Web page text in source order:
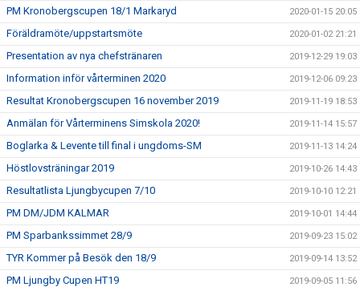
PM Kronobergscupen 18/1 Markaryd 2020-01-15 20:05
Föräldramöte/uppstartsmöte 2020-01-02 21:21
Presentation av nya chefstränaren 2019-12-29 19:03
Information inför vårterminen 2020 2019-12-06 09:23
Resultat Kronobergscupen 16 november 2019 2019-11-19 18:53
Anmälan för Vårterminens Simskola 2020! 2019-11-14 15:57
Boglarka & Levente till final i ungdoms-SM 2019-11-13 14:24
Höstlovsträningar 2019 2019-10-26 14:43
Resultatlista Ljungbycupen 7/10 2019-10-10 12:21
PM DM/JDM KALMAR 2019-10-01 14:44
PM Sparbankssimmet 28/9 2019-09-23 15:02
TYR Kommer på Besök den 18/9 2019-09-14 13:52
PM Ljungby Cupen HT19 2019-09-05 11:56